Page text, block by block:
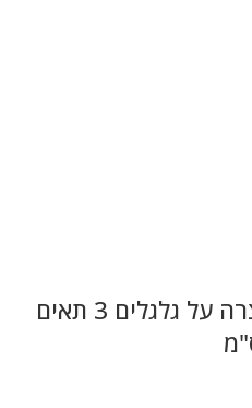
כוננית שחורה פלסטיק צרה על גלגלים 3 תאים